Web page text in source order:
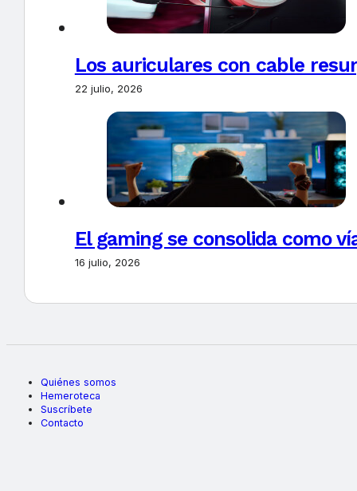
Los auriculares con cable
22 julio, 2026
El gaming se consolida como
16 julio, 2026
Quiénes somos
Hemeroteca
Suscríbete
Contacto